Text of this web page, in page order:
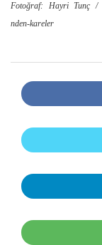
Fotoğraf: Hayri Tunç /
nden-kareler